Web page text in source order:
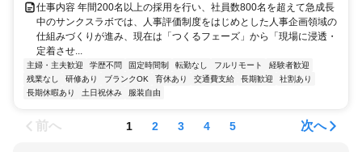
仕事内容 年間200名以上の採用を行い、社員数800名を超えて急成長
中のサンクスラボでは、人事評価制度をはじめとした人事企画領域の
仕組みづくりが進み、現在は「つくるフェーズ」から「現場に浸透・
定着させ...
主婦・主夫歓迎 学歴不問 固定時間制 転勤なし フルリモート
経験者歓迎
残業なし
研修あり ブランクOK 育休あり 交通費支給 長期歓迎
社割あり
長期休暇あり
土日祝休み 服装自由
前へ 1 2 3 4 5 次へ